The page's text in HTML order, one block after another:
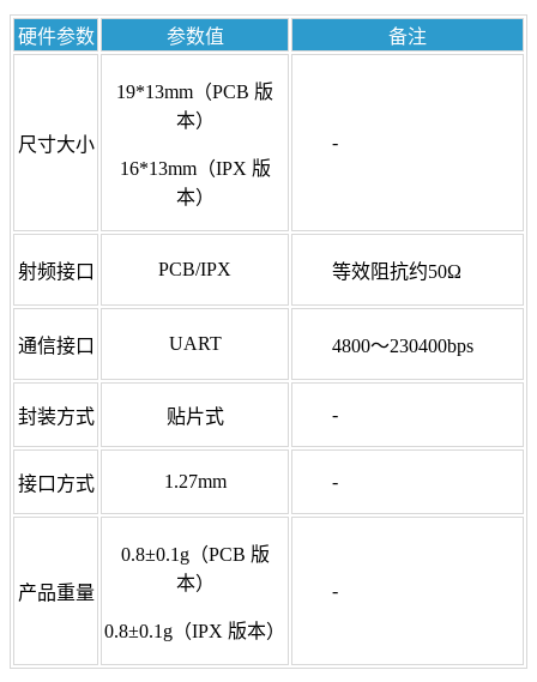
硬件参数 参数值 备注
尺寸大小
19*13mm（PCB 版
本）
16*13mm（IPX 版
本）
-
射频接口 PCB/IPX 等效阻抗约50Ω
通信接口 UART 4800～230400bps
封装方式 贴片式 -
接口方式 1.27mm -
产品重量
0.8±0.1g（PCB 版
本）
0.8±0.1g（IPX 版本）
-